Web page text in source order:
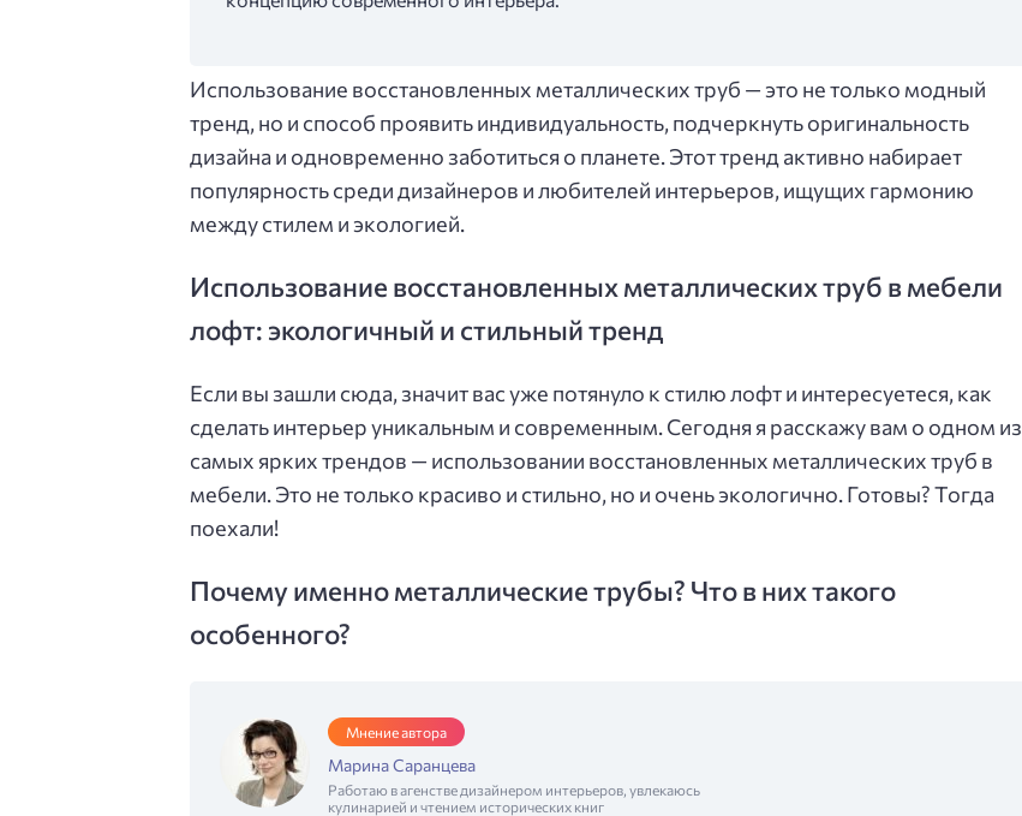
Использование восстановленных металлических труб — это не только модный
тренд, но и способ проявить индивидуальность, подчеркнуть оригинальность
дизайна и одновременно заботиться о планете. Этот тренд активно набирает
популярность среди дизайнеров и любителей интерьеров, ищущих гармонию
между стилем и экологией.
Использование восстановленных металлических труб в мебели
лофт: экологичный и стильный тренд
Если вы зашли сюда, значит вас уже потянуло к стилю лофт и интересуетеся, как
сделать интерьер уникальным и современным. Сегодня я расскажу вам о одном из
самых ярких трендов — использовании восстановленных металлических труб в
мебели. Это не только красиво и стильно, но и очень экологично. Готовы? Тогда
поехали!
Почему именно металлические трубы? Что в них такого
особенного?
Мнение автора
Марина Саранцева
Работаю в агенстве дизайнером интерьеров, увлекаюсь
кулинарией и чтением исторических книг